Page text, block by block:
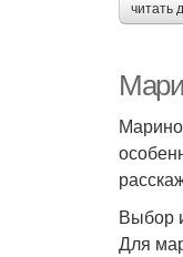
читать
Выбор
Для